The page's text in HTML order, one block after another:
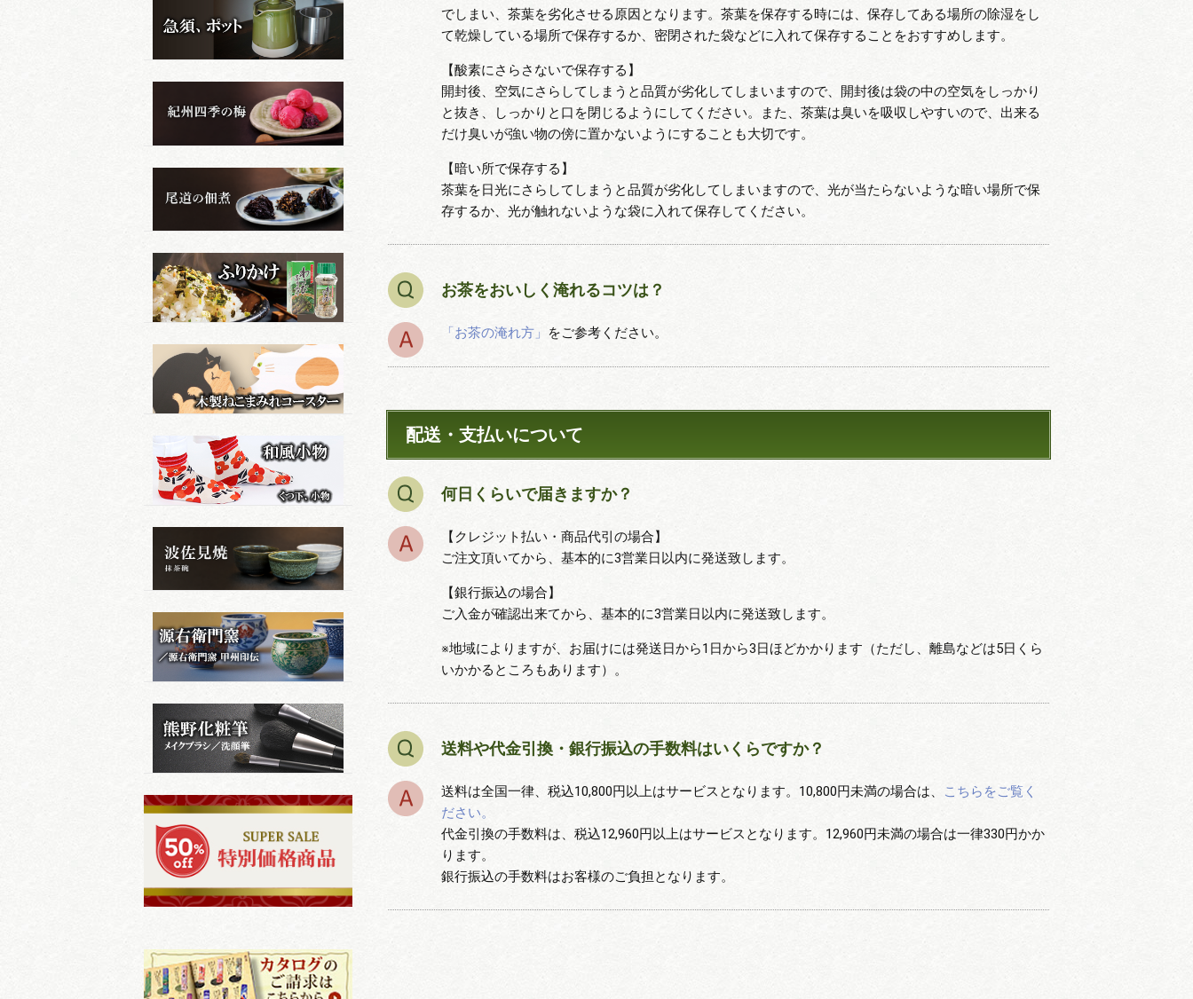
でしまい、茶葉を劣化させる原因となります。茶葉を保存する時には、保存してある場所の除湿をし
て乾燥している場所で保存するか、密閉された袋などに入れて保存することをおすすめします。
【酸素にさらさないで保存する】
開封後、空気にさらしてしまうと品質が劣化してしまいますので、開封後は袋の中の空気をしっかり
と抜き、しっかりと口を閉じるようにしてください。また、茶葉は臭いを吸収しやすいので、出来る
だけ臭いが強い物の傍に置かないようにすることも大切です。
【暗い所で保存する】
茶葉を日光にさらしてしまうと品質が劣化してしまいますので、光が当たらないような暗い場所で保
存するか、光が触れないような袋に入れて保存してください。
お茶をおいしく淹れるコツは？
「お茶の淹れ方」 をご参考ください。
配送・支払いについて
何日くらいで届きますか？
【クレジット払い・商品代引の場合】
ご注文頂いてから、基本的に3営業日以内に発送致します。
【銀行振込の場合】
ご入金が確認出来てから、基本的に3営業日以内に発送致します。
※地域によりますが、お届けには発送日から1日から3日ほどかかります（ただし、離島などは5日くら
いかかるところもあります）。
送料や代金引換・銀行振込の手数料はいくらですか？
送料は全国一律、税込10,800円以上はサービスとなります。10,800円未満の場合は、 こちらをご覧く
ださい。
代金引換の手数料は、税込12,960円以上はサービスとなります。12,960円未満の場合は一律330円かか
ります。
銀行振込の手数料はお客様のご負担となります。